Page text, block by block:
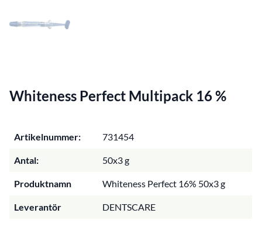
Whiteness Perfect Multipack 16 %
Artikelnummer: 731454
Antal: 50x3 g
Produktnamn Whiteness Perfect 16% 50x3 g
Leverantör DENTSCARE